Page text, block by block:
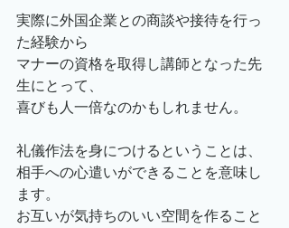
実際に外国企業との商談や接待を行っ
た経験から
マナーの資格を取得し講師となった先
生にとって、
喜びも人一倍なのかもしれません。
礼儀作法を身につけるということは、
相手への心遣いができることを意味し
ます。
お互いが気持ちのいい空間を作ること